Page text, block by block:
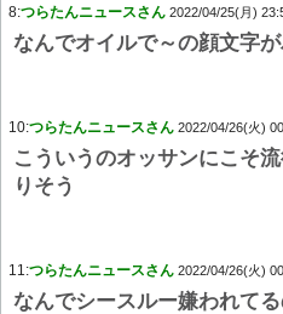
8:つらたんニュースさん 2022/04/25(月)
なんでオイルで～の顔文字
10:つらたんニュースさん 2022/04/26(火)
こういうのオッサンにこそ
りそう
11:つらたんニュースさん 2022/04/26(火)
なんでシースルー嫌われてる